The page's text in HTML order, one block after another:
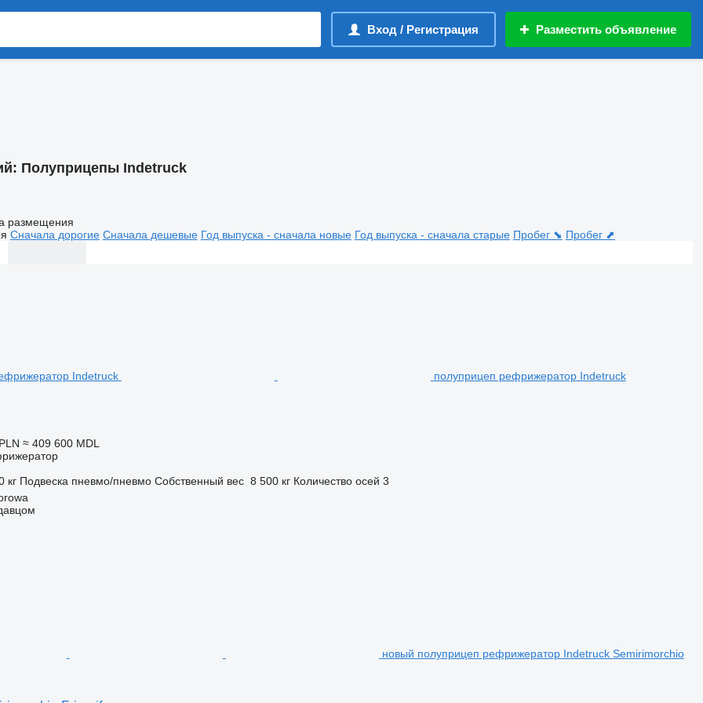
Вход / Регистрация Разместить объявление
Полуприцепы Indetruck
размещения
Сначала дорогие Сначала дешевые Год выпуска - сначала новые Год выпуска - сначала старые Пробег ⬊ Пробег ⬈
полуприцеп рефрижератор Indetruck
≈ 409 600 MDL
кг Подвеска пневмо/пневмо Собственный вес 8 500 кг Количество осей 3
новый полуприцеп рефрижератор Indetruck Semirimorchio